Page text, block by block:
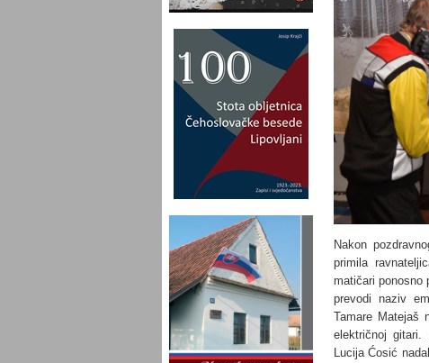
Nakon
primila
matičari ponosno
prevodi naziv
Tamare Matejaš
električnoj
Lucija Ćosić